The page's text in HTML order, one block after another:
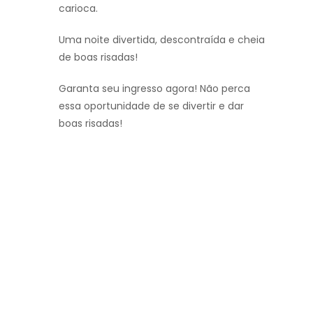
carioca.
Uma noite divertida, descontraída e cheia
de boas risadas!
Garanta seu ingresso agora! Não perca
essa oportunidade de se divertir e dar
boas risadas!